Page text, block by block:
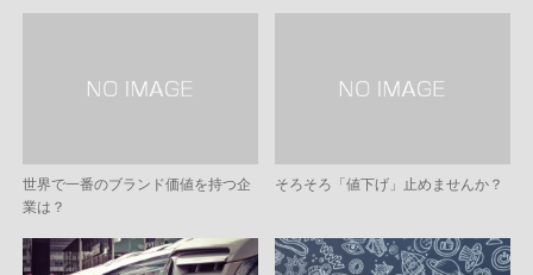
世界で一番のブランド価値を持つ企
業は？
そろそろ「値下げ」止めませんか？